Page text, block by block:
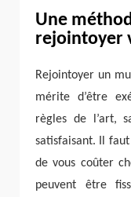
Une
rejointoyer
Rejointoyer un
mérite d’être
règles de l’art,
satisfaisant. Il
de vous coûter
peuvent être